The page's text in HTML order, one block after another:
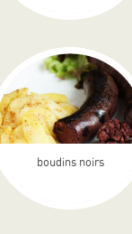
boudins noirs